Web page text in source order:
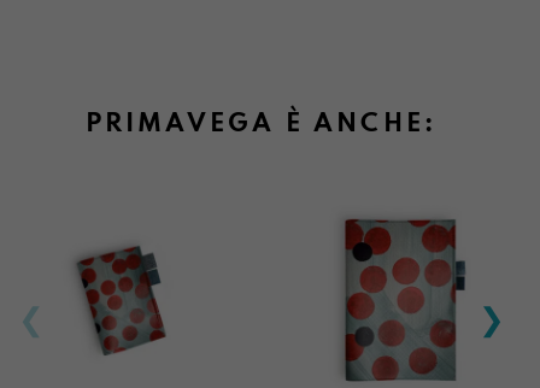
PRIMAVEGA È ANCHE: